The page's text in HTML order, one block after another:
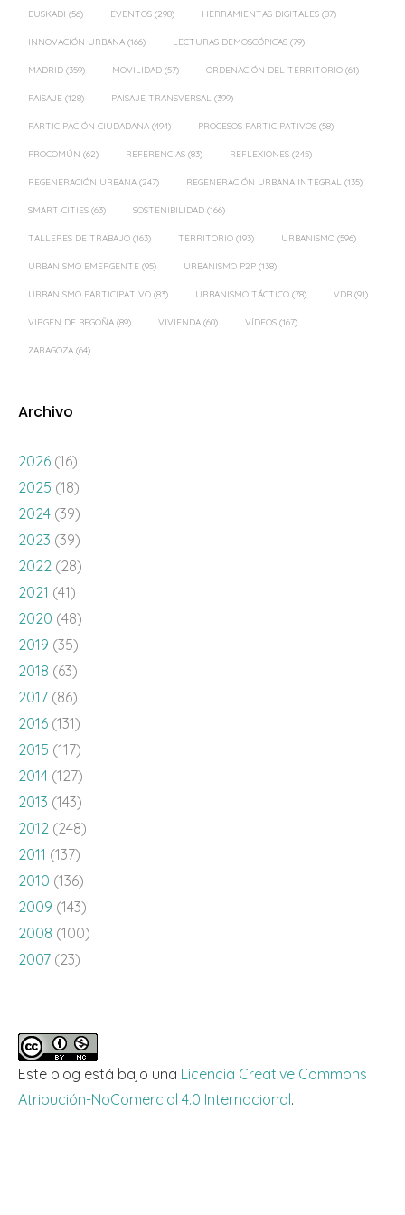
EUSKADI (56) EVENTOS (298) HERRAMIENTAS DIGITALES (87)
INNOVACIÓN URBANA (166) LECTURAS DEMOSCÓPICAS (79)
MADRID (359) MOVILIDAD (57) ORDENACIÓN DEL TERRITORIO (61)
PAISAJE (128) PAISAJE TRANSVERSAL (399)
PARTICIPACIÓN CIUDADANA (494) PROCESOS PARTICIPATIVOS (58)
PROCOMÚN (62) REFERENCIAS (83) REFLEXIONES (245)
REGENERACIÓN URBANA (247) REGENERACIÓN URBANA INTEGRAL (135)
SMART CITIES (63) SOSTENIBILIDAD (166)
TALLERES DE TRABAJO (163) TERRITORIO (193) URBANISMO (596)
URBANISMO EMERGENTE (95) URBANISMO P2P (138)
URBANISMO PARTICIPATIVO (83) URBANISMO TÁCTICO (78) VDB (91)
VIRGEN DE BEGOÑA (89) VIVIENDA (60) VÍDEOS (167)
ZARAGOZA (64)
Archivo
2026 (16)
2025 (18)
2024 (39)
2023 (39)
2022 (28)
2021 (41)
2020 (48)
2019 (35)
2018 (63)
2017 (86)
2016 (131)
2015 (117)
2014 (127)
2013 (143)
2012 (248)
2011 (137)
2010 (136)
2009 (143)
2008 (100)
2007 (23)
Este blog está bajo una Licencia Creative Commons
Atribución-NoComercial 4.0 Internacional.